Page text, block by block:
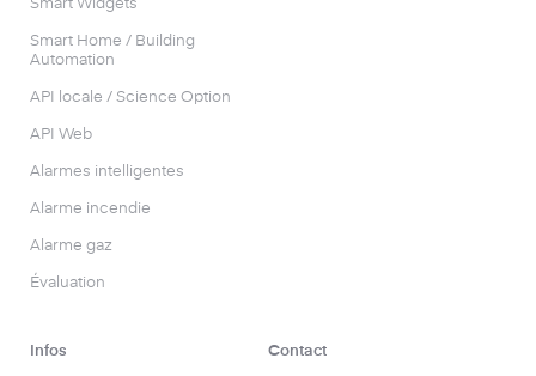
Smart Widgets
Smart Home / Building
Automation
API locale / Science Option
API Web
Alarmes intelligentes
Alarme incendie
Alarme gaz
Évaluation
Infos Contact